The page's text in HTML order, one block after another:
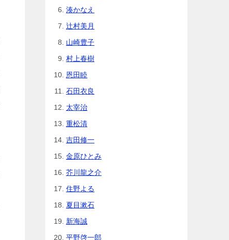
湊かなえ
辻村美月
山崎豊子
村上春樹
恩田睦
石田衣良
太宰治
重松清
吉田修一
金原ひとみ
芥川龍之介
住野よる
夏目漱石
新海誠
平野啓一郎